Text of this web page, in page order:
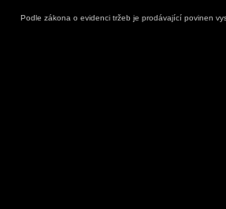
Podle zákona o evidenci tržeb je prodávající povinen